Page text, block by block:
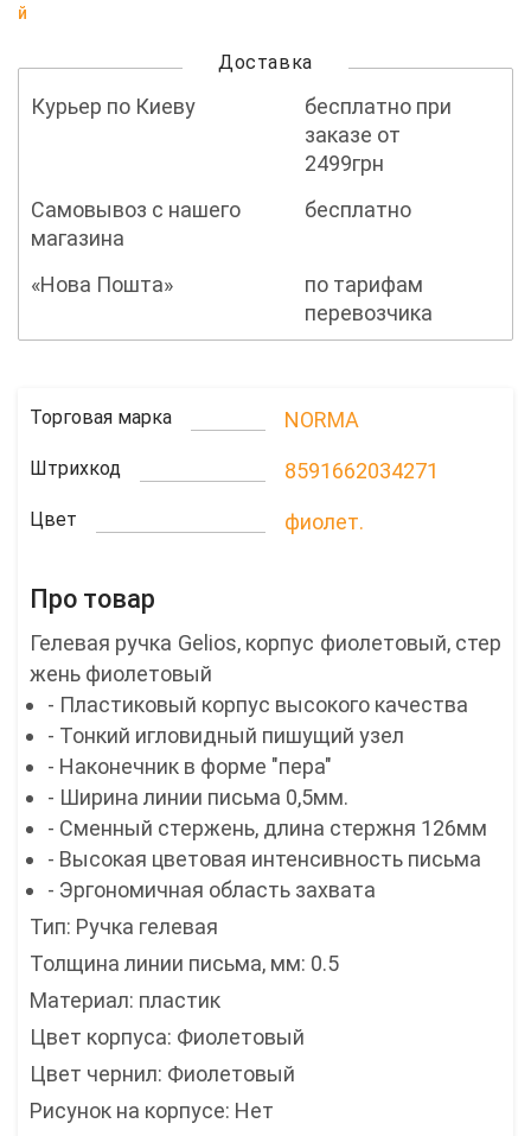
й
Доставка
Курьер по Киеву
бесплатно при
заказе от
2499грн
Самовывоз с нашего
магазина
бесплатно
«Нова Пошта»
по тарифам
перевозчика
Торговая марка NORMA
Штрихкод 8591662034271
Цвет фиолет.
Про товар
Гелевая ручка Gelios, корпус фиолетовый, стер
жень фиолетовый
- Пластиковый корпус высокого качества
- Тонкий игловидный пишущий узел
- Наконечник в форме "пера"
- Ширина линии письма 0,5мм.
- Сменный стержень, длина стержня 126мм
- Высокая цветовая интенсивность письма
- Эргономичная область захвата
Тип: Ручка гелевая
Толщина линии письма, мм: 0.5
Материал: пластик
Цвет корпуса: Фиолетовый
Цвет чернил: Фиолетовый
Рисунок на корпусе: Нет